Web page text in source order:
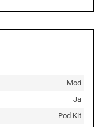
Mod
Ja
Pod Kit